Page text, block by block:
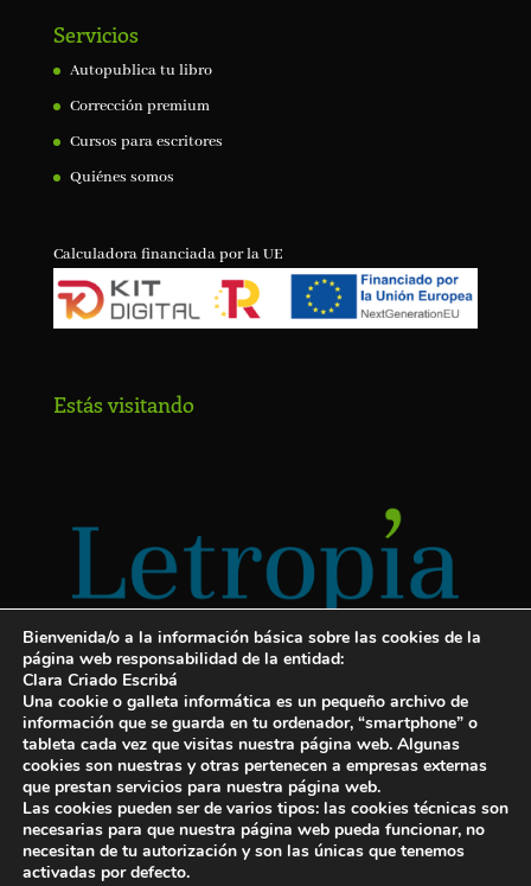
Servicios
Autopublica tu libro
Corrección premium
Cursos para escritores
Quiénes somos
Calculadora financiada por la UE
Estás visitando
Servicios para escritores
¡Letropía te ayuda con tu libro!
Autopublicar un libro
Bienvenida/o a la información básica sobre las cookies de la
página web responsabilidad de la entidad:
Clara Criado Escribá
Una cookie o galleta informática es un pequeño archivo de
información que se guarda en tu ordenador, “smartphone” o
tableta cada vez que visitas nuestra página web. Algunas
cookies son nuestras y otras pertenecen a empresas externas
que prestan servicios para nuestra página web.
Las cookies pueden ser de varios tipos: las cookies técnicas son
necesarias para que nuestra página web pueda funcionar, no
necesitan de tu autorización y son las únicas que tenemos
activadas por defecto.